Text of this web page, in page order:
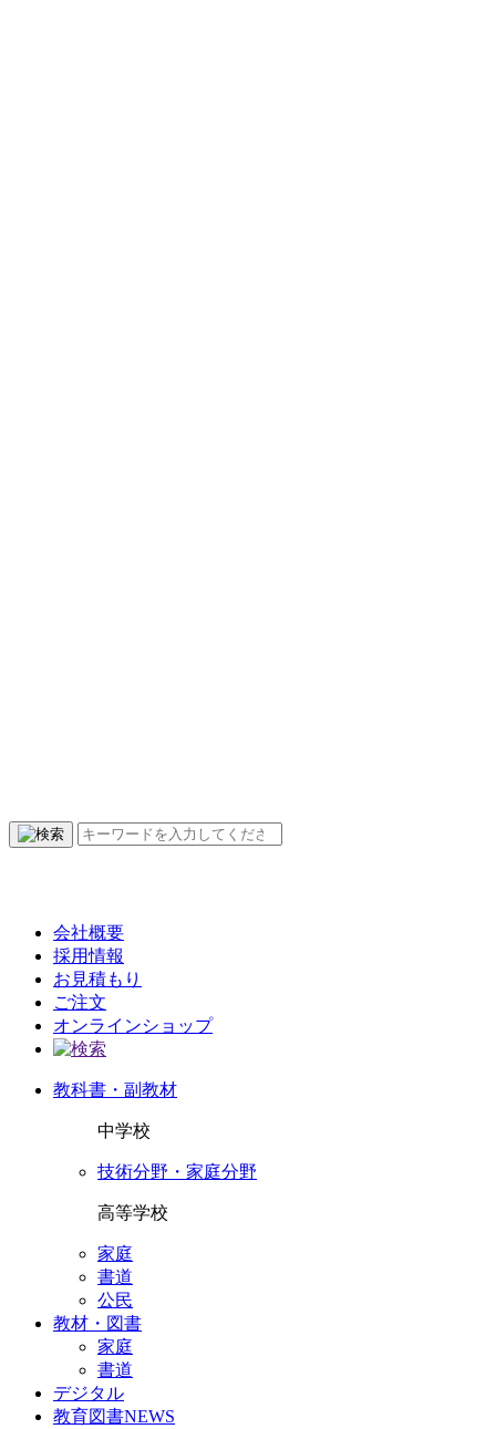
会社概要
採用情報
お見積もり
ご注文
オンラインショップ
教科書・副教材
中学校
技術分野・家庭分野
高等学校
家庭
書道
公民
教材・図書
家庭
書道
デジタル
教育図書NEWS